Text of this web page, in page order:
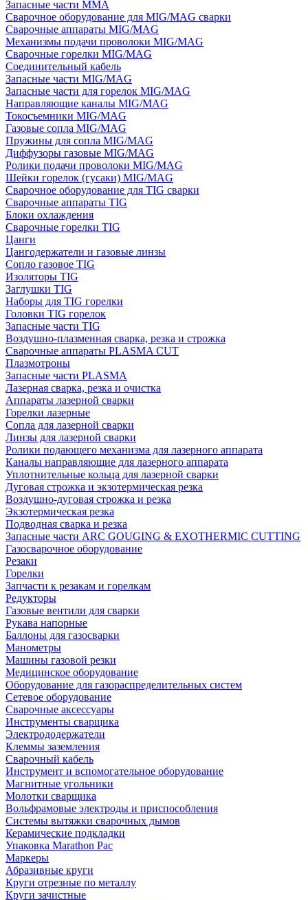
Запасные части MMA
Сварочное оборудование для MIG/MAG сварки
Сварочные аппараты MIG/MAG
Механизмы подачи проволоки MIG/MAG
Сварочные горелки MIG/MAG
Соединительный кабель
Запасные части MIG/MAG
Запасные части для горелок MIG/MAG
Направляющие каналы MIG/MAG
Токосъемники MIG/MAG
Газовые сопла MIG/MAG
Пружины для сопла MIG/MAG
Диффузоры газовые MIG/MAG
Ролики подачи проволоки MIG/MAG
Шейки горелок (гусаки) MIG/MAG
Сварочное оборудование для TIG сварки
Сварочные аппараты TIG
Блоки охлаждения
Сварочные горелки TIG
Цанги
Цангодержатели и газовые линзы
Сопло газовое TIG
Изоляторы TIG
Заглушки TIG
Наборы для TIG горелки
Головки TIG горелок
Запасные части TIG
Воздушно-плазменная сварка, резка и строжка
Сварочные аппараты PLASMA CUT
Плазмотроны
Запасные части PLASMA
Лазерная сварка, резка и очистка
Аппараты лазерной сварки
Горелки лазерные
Сопла для лазерной сварки
Линзы для лазерной сварки
Ролики подающего механизма для лазерного аппарата
Каналы направляющие для лазерного аппарата
Уплотнительные кольца для лазерной сварки
Дуговая строжка и экзотермическая резка
Воздушно-дуговая строжка и резка
Экзотермическая резка
Подводная сварка и резка
Запасные части ARC GOUGING & EXOTHERMIC CUTTING
Газосварочное оборудование
Резаки
Горелки
Запчасти к резакам и горелкам
Редукторы
Газовые вентили для сварки
Рукава напорные
Баллоны для газосварки
Манометры
Машины газовой резки
Медицинское оборудование
Оборудование для газораспределительных систем
Сетевое оборудование
Сварочные аксессуары
Инструменты сварщика
Электрододержатели
Клеммы заземления
Сварочный кабель
Инструмент и вспомогательное оборудование
Магнитные угольники
Молотки сварщика
Вольфрамовые электроды и приспособления
Системы вытяжки сварочных дымов
Керамические подкладки
Упаковка Marathon Pac
Маркеры
Абразивные круги
Круги отрезные по металлу
Круги зачистные